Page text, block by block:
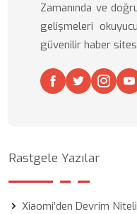
Zamanında ve
gelişmeleri
güvenilir haber
Rastgele Yazılar
Xiaomi’den Devrim